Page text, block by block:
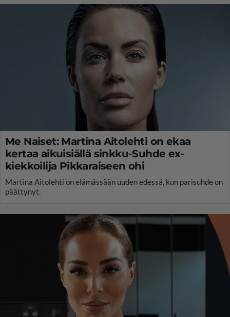
Me Naiset: Martina Aitolehti on ekaa
kertaa aikuisiällä sinkku-Suhde ex-
kiekkoilija Pikkaraiseen ohi
Martina Aitolehti on elämässään uuden edessä, kun parisuhde on
päättynyt.